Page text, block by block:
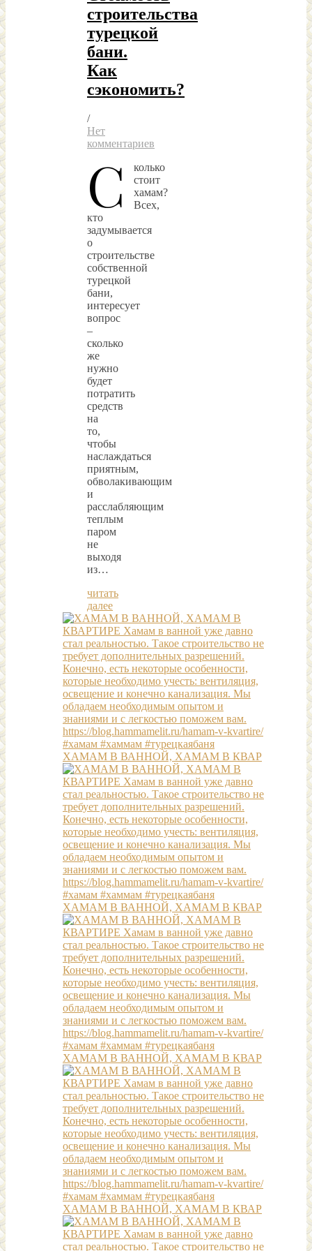
строительства
турецкой
бани.
Как
сэкономить?
/
Нет
комментариев
С
колько
стоит
хамам?
Всех,
кто
задумывается
о
строительстве
собственной
турецкой
бани,
интересует
вопрос
–
сколько
же
нужно
будет
потратить
средств
на
то,
чтобы
наслаждаться
приятным,
обволакивающим
и
расслабляющим
теплым
паром
не
выходя
из…
читать
далее
ХАМАМ В ВАННОЙ, ХАМАМ В КВАР
ХАМАМ В ВАННОЙ, ХАМАМ В КВАР
ХАМАМ В ВАННОЙ, ХАМАМ В КВАР
ХАМАМ В ВАННОЙ, ХАМАМ В КВАР